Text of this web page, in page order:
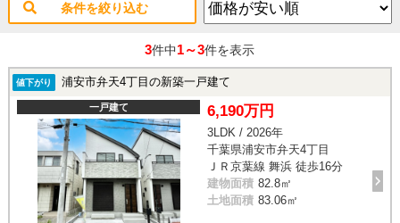
条件を絞り込む
3件中1～3件を表示
値下がり 浦安市弁天4丁目の新築一戸建て
一戸建て 6,190万円
3LDK / 2026年
千葉県浦安市弁天4丁目
ＪＲ京葉線 舞浜 徒歩16分
建物面積 82.8㎡
土地面積 83.06㎡